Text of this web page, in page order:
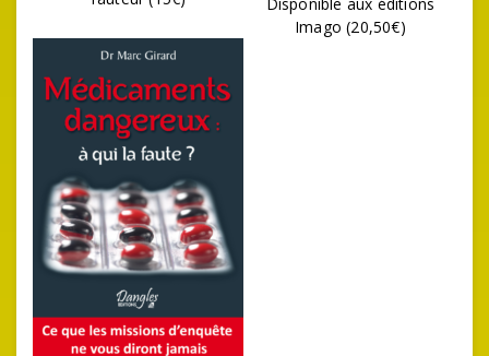
Imago (20,50€)